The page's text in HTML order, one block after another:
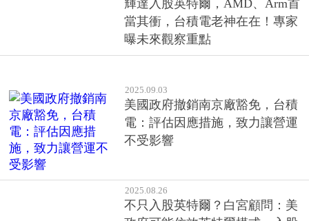
曝未來觀察重點
電：評估因應措施，致力讓營運
不受影響
2025.08.26
「其他公司」
2025.08.22